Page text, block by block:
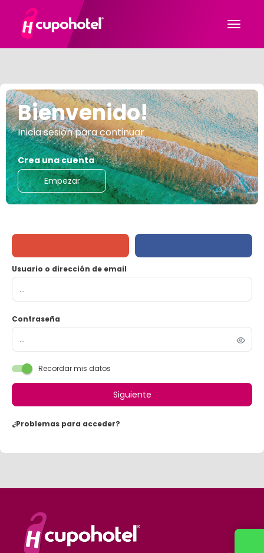
Bienvenido!
Inicia sesión para continuar
Crea una cuenta
Empezar
Usuario o dirección de email
Contraseña
Recordar mis datos
Siguiente
¿Problemas para acceder?